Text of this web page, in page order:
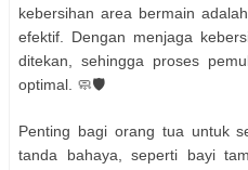
kebersihan area bermain
efektif. Dengan menjaga
ditekan, sehingga proses
optimal. 🧼🛡️
Penting bagi orang tua untuk
tanda bahaya, seperti bayi